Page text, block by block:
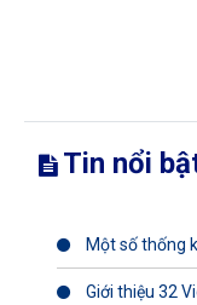
Tin nổi
Một số thống
Giới thiệu 32